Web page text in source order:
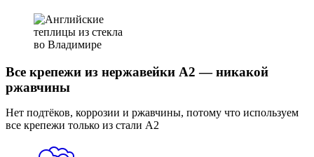
Все крепежи из нержавейки А2 — никакой
ржавчины
Нет подтёков, коррозии и ржавчины, потому что используем
все крепежи только из стали А2